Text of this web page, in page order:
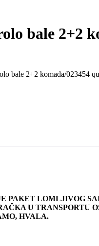
bale 2+2
bale 2+2 komada/023454
PAKET LOMLJIVOG
U TRANSPORTU
HVALA.